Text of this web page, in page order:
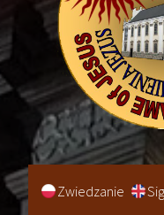
Zwiedzanie